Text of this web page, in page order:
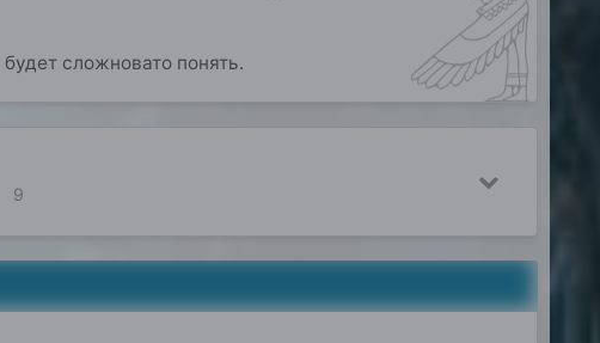
сложновато понять.
9